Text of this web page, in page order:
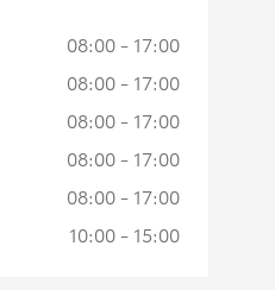
08:00 - 17:00
08:00 - 17:00
08:00 - 17:00
08:00 - 17:00
08:00 - 17:00
10:00 - 15:00